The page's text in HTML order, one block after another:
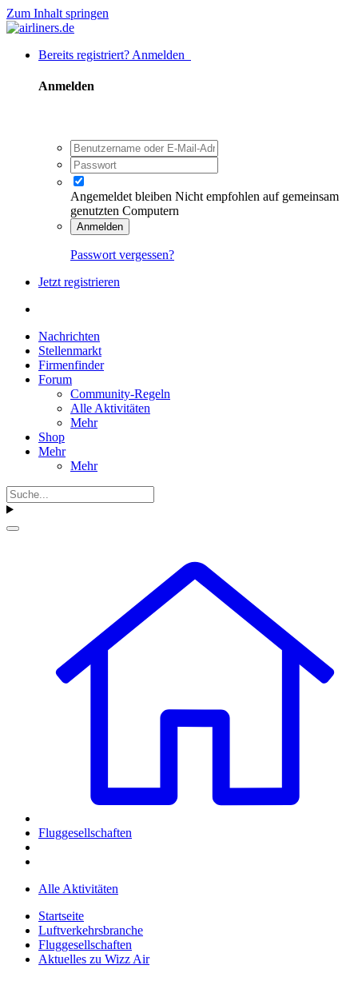
Zum Inhalt springen
Bereits registriert? Anmelden
Anmelden
Angemeldet bleiben Nicht empfohlen auf gemeinsam
genutzten Computern
Anmelden
Passwort vergessen?
Jetzt registrieren
Nachrichten
Stellenmarkt
Firmenfinder
Forum
Community-Regeln
Alle Aktivitäten
Mehr
Shop
Mehr
Mehr
Fluggesellschaften
Alle Aktivitäten
Startseite
Luftverkehrsbranche
Fluggesellschaften
Aktuelles zu Wizz Air